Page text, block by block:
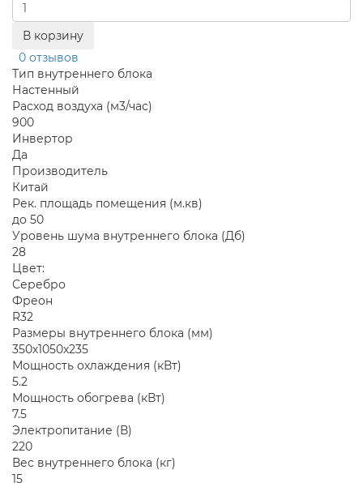
В корзину
0 отзывов
Тип внутреннего блока
Настенный
Расход воздуха (м3/час)
900
Инвертор
Да
Производитель
Китай
Рек. площадь помещения (м.кв)
до 50
Уровень шума внутреннего блока (Дб)
28
Цвет:
Серебро
Фреон
R32
Размеры внутреннего блока (мм)
350х1050х235
Мощность охлаждения (кВт)
5.2
Мощность обогрева (кВт)
7.5
Электропитание (В)
220
Вес внутреннего блока (кг)
15